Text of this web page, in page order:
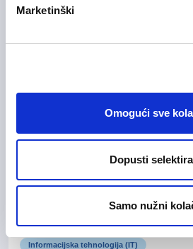
Marketinški
Omogući sve
Dopusti
Samo nužni
On-site radZagrebačka županija
Manager
Informacijska tehnologija (IT)